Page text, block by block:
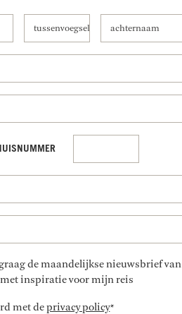
tussenvoegsel achternaam
de maandelijkse nieuwsbrief van
inspiratie voor mijn reis
met deprivacy policy*